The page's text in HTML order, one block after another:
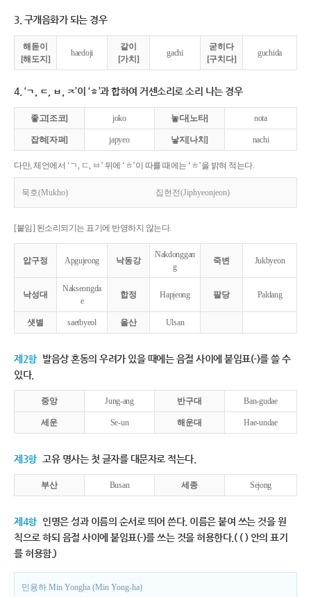
3. 구개음화가 되는 경우
해돋이
[해도지]
haedoji
같이
[가치]
gachi
굳히다
[구치다]
guchida
4. ‘ㄱ, ㄷ, ㅂ, ㅈ’이 ‘ㅎ’과 합하여 거센소리로 소리 나는 경우
좋고[조코] joko 놓다[노타] nota
잡혀[자펴] japyeo 낳지[나치] nachi
다만, 체언에서 ‘ㄱ, ㄷ, ㅂ’ 뒤에 ‘ㅎ’이 따를 때에는 ‘ㅎ’을 밝혀 적는다.
묵호(Mukho) 집현전(Jiphyeonjeon)
[붙임] 된소리되기는 표기에 반영하지 않는다.
압구정 Apgujeong 낙동강
Nakdonggan
g
죽변 Jukbyeon
낙성대
Nakseongda
e
합정 Hapjeong 팔당 Paldang
샛별 saetbyeol 울산 Ulsan
제2항 발음상 혼동의 우려가 있을 때에는 음절 사이에 붙임표(-)를 쓸 수
있다.
중앙 Jung-ang 반구대 Ban-gudae
세운 Se-un 해운대 Hae-undae
제3항 고유 명사는 첫 글자를 대문자로 적는다.
부산 Busan 세종 Sejong
제4항 인명은 성과 이름의 순서로 띄어 쓴다. 이름은 붙여 쓰는 것을 원
칙으로 하되 음절 사이에 붙임표(-)를 쓰는 것을 허용한다.( ( ) 안의 표기
를 허용함.)
민용하 Min Yongha (Min Yong-ha)